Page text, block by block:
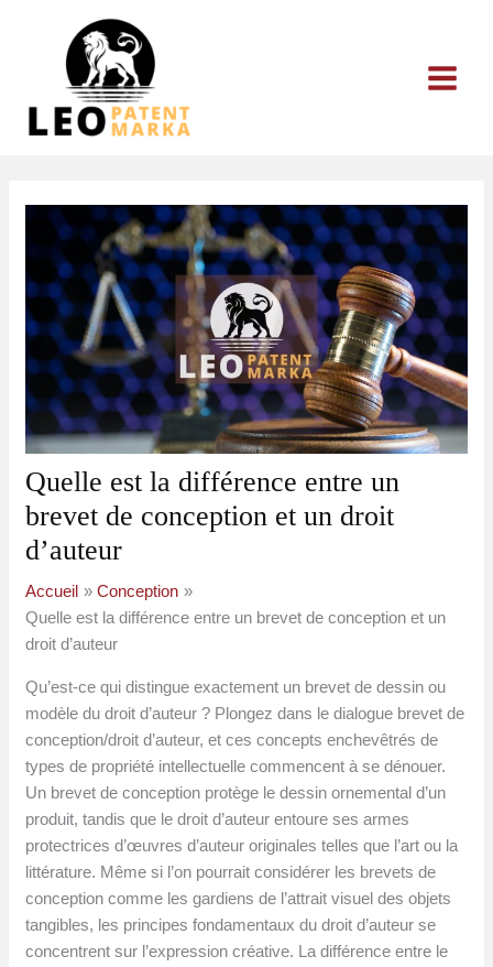
Quelle est la différence entre un
brevet de conception et un droit
d’auteur
Accueil
Conception
Quelle est la différence entre un brevet de conception et un
droit d’auteur
Qu’est-ce qui distingue exactement un brevet de dessin ou
modèle du droit d’auteur ? Plongez dans le dialogue brevet de
conception/droit d’auteur, et ces concepts enchevêtrés de
types de propriété intellectuelle commencent à se dénouer.
Un brevet de conception protège le dessin ornemental d’un
produit, tandis que le droit d’auteur entoure ses armes
protectrices d’œuvres d’auteur originales telles que l’art ou la
littérature. Même si l’on pourrait considérer les brevets de
conception comme les gardiens de l’attrait visuel des objets
tangibles, les principes fondamentaux du droit d’auteur se
concentrent sur l’expression créative. La différence entre le